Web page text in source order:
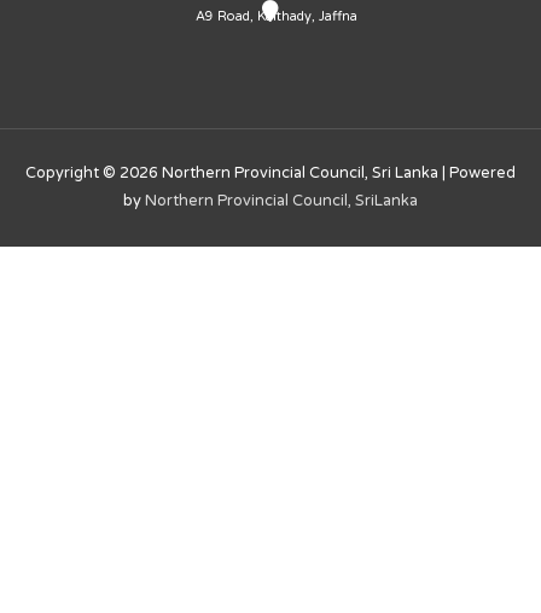
A9 Road, Kaithady, Jaffna
Copyright © 2026 Northern Provincial Council, Sri Lanka | Powered
byNorthern Provincial Council, SriLanka